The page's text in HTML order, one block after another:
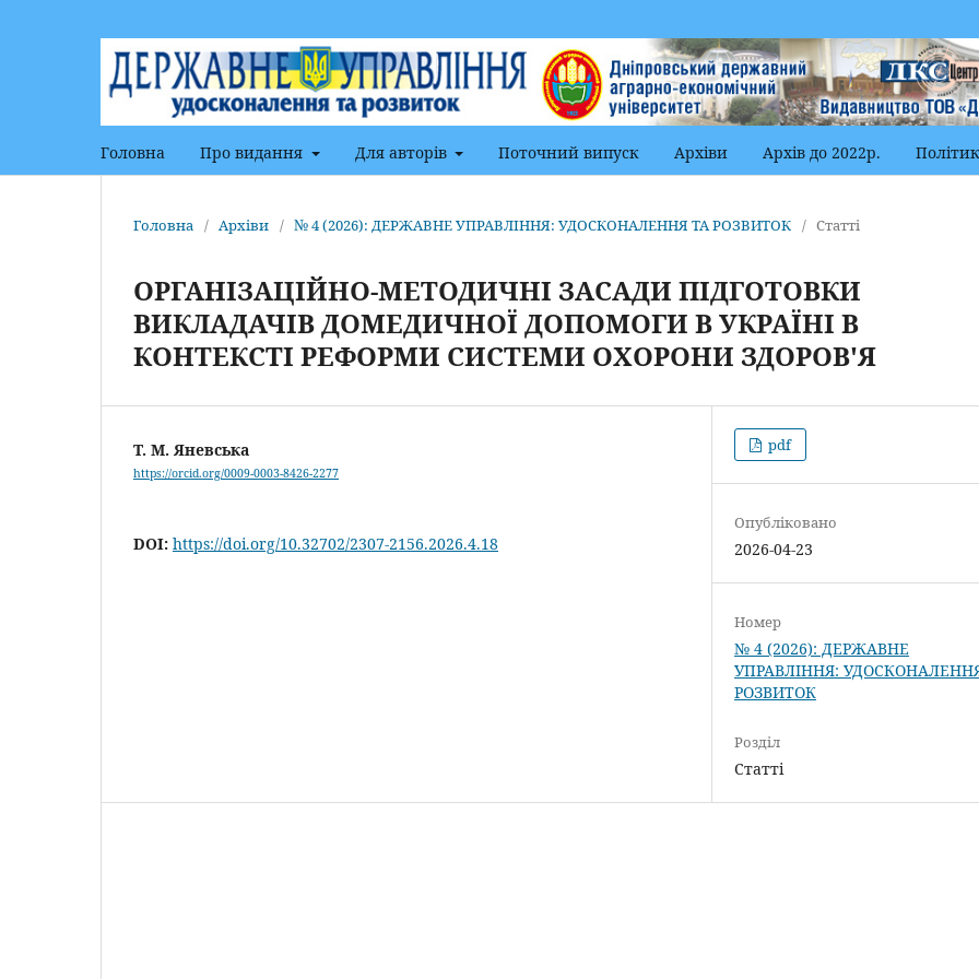
Головна Про видання Для авторів Поточний випуск Архіви Архів до 2022р.
Головна / Архіви / № 4 (2026): ДЕРЖАВНЕ УПРАВЛІННЯ: УДОСКОНАЛЕННЯ ТА РОЗВИТОК / Статті
ОРГАНІЗАЦІЙНО-МЕТОДИЧНІ ЗАСАДИ ПІДГОТОВКИ
ВИКЛАДАЧІВ ДОМЕДИЧНОЇ ДОПОМОГИ В УКРАЇНІ В
КОНТЕКСТІ РЕФОРМИ СИСТЕМИ ОХОРОНИ ЗДОРОВ'Я
Т. М. Яневська
https://orcid.org/0009-0003-8426-2277
DOI: https://doi.org/10.32702/2307-2156.2026.4.18
pdf
Опубліковано
2026-04-23
Номер
№ 4 (2026): ДЕРЖАВНЕ
УПРАВЛІННЯ:
РОЗВИТОК
Розділ
Статті